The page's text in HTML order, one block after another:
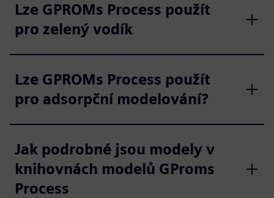
Lze GPROMs Process použít
pro zelený vodík
Lze GPROMs Process použít
pro adsorpční modelování?
Jak podrobné jsou modely v
knihovnách modelů GProms
Process